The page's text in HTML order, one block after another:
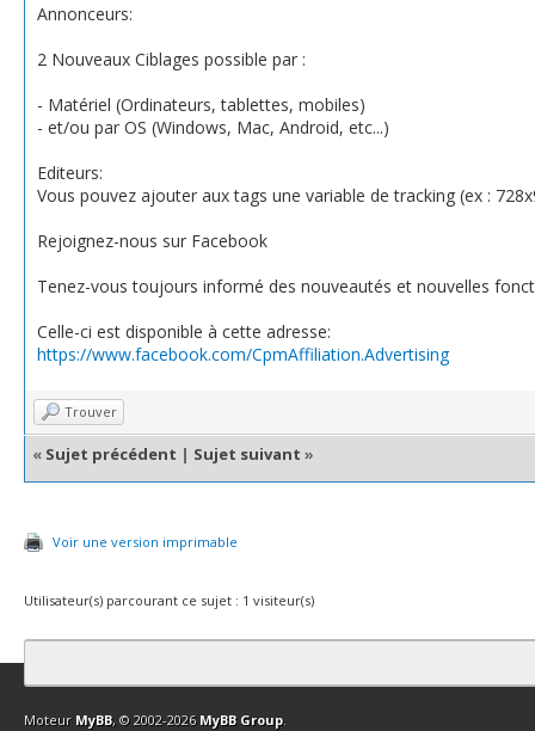
Annonceurs:
2 Nouveaux Ciblages possible par :
- Matériel (Ordinateurs, tablettes, mobiles)
- et/ou par OS (Windows, Mac, Android, etc...)
Editeurs:
Vous pouvez ajouter aux tags une variable de tracking (ex :
Rejoignez-nous sur Facebook
Tenez-vous toujours informé des nouveautés et nouvelles
Celle-ci est disponible à cette adresse:
https://www.facebook.com/CpmAffiliation.Advertising
Trouver
« Sujet précédent | Sujet suivant »
Voir une version imprimable
Utilisateur(s) parcourant ce sujet : 1 visiteur(s)
Contact Club Affiliation Retourner en haut Version bas-débit
Moteur MyBB, © 2002-2026 MyBB Group.